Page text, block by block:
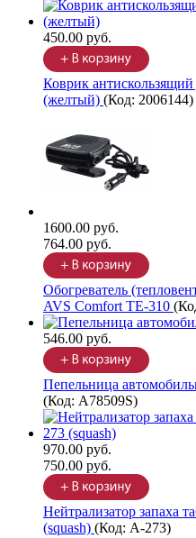
450.00 руб.
Коврик
(желтый) (Код: 2006144)
1600.00 руб.
764.00 руб.
Обогреватель
AVS Comfort TE-310
546.00 руб.
Пепельница
(Код: A78509S)
970.00 руб.
750.00 руб.
Нейтрализатор запаха
(squash) (Код: A-273)